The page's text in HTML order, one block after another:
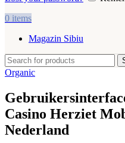
0 items
Magazin Sibiu
Organic
Casino Herziet
Nederland